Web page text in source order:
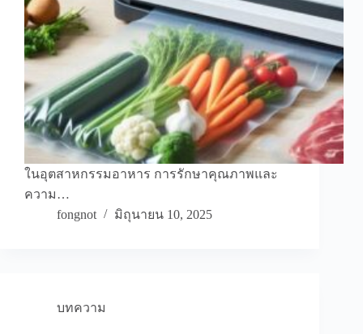
ในอุตสาหกรรมอาหาร การรักษาคุณภาพและ
ความ…
fongnot
มิถุนายน 10, 2025
บทความ